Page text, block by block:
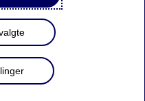
Asset Management at
investeringer til ikke
sig med at
men også selskaber,